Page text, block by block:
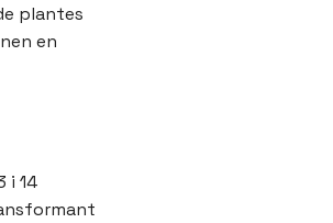
plantes
en
i 14